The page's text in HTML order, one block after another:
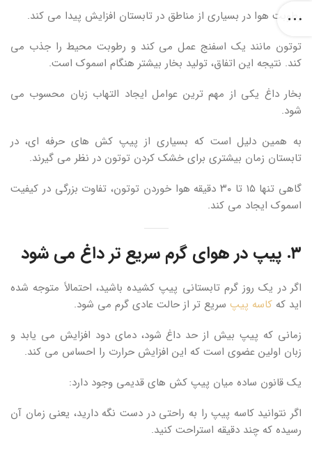
رطوبت هوا در بسیاری از مناطق در تابستان افزایش پیدا می کند.
توتون مانند یک اسفنج عمل می کند و رطوبت محیط را جذب می
کند. نتیجه این اتفاق، تولید بخار بیشتر هنگام اسموک است.
بخار داغ یکی از مهم ترین عوامل ایجاد التهاب زبان محسوب می
شود.
به همین دلیل است که بسیاری از پیپ کش های حرفه ای، در
تابستان زمان بیشتری برای خشک کردن توتون در نظر می گیرند.
گاهی تنها ۱۵ تا ۳۰ دقیقه هوا خوردن توتون، تفاوت بزرگی در کیفیت
اسموک ایجاد می کند.
۳. پیپ در هوای گرم سریع تر داغ می شود
اگر در یک روز گرم تابستانی پیپ کشیده باشید، احتمالاً متوجه شده
اید که کاسه پیپ سریع تر از حالت عادی گرم می شود.
زمانی که پیپ بیش از حد داغ شود، دمای دود افزایش می یابد و
زبان اولین عضوی است که این افزایش حرارت را احساس می کند.
یک قانون ساده میان پیپ کش های قدیمی وجود دارد:
اگر نتوانید کاسه پیپ را به راحتی در دست نگه دارید، یعنی زمان آن
رسیده که چند دقیقه استراحت کنید.